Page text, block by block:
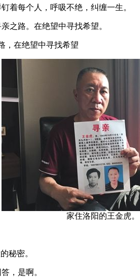
每个人，呼吸不绝，纠缠一生。
路。在绝望中寻找希望。
在绝望中寻找希望
家住洛阳的王金虎。
秘密。
，是啊。